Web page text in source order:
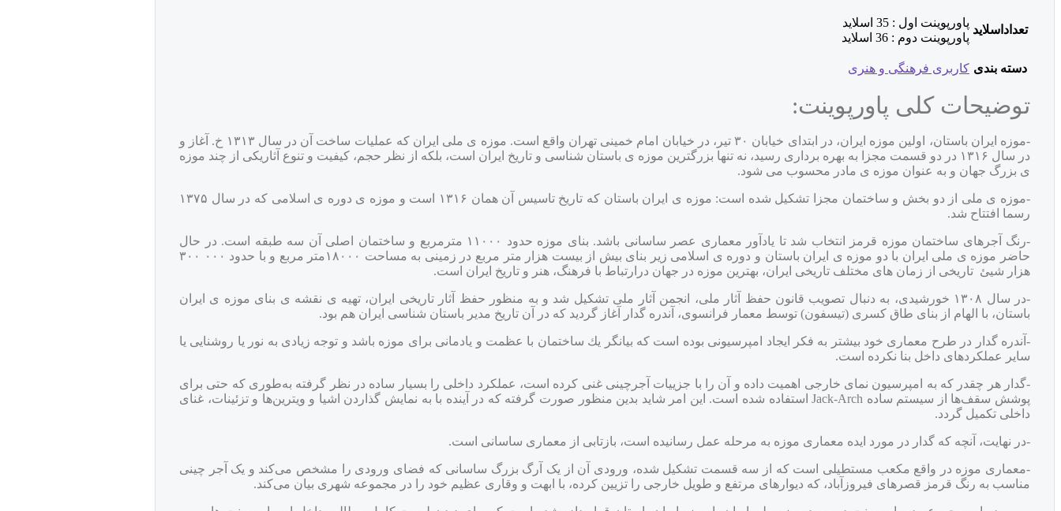
تعداداسلاید
پاورپوینت اول : 35 اسلاید
پاورپوینت دوم : 36 اسلاید
دسته بندی کاربری فرهنگی و هنری
توضیحات کلی پاورپوینت:
-موزه ایران باستان، اولین موزه ایران، در ابتدای خیابان ۳۰ تیر، در خیابان امام خمینی تهران واقع است. موزه ی ملی ایران که عملیات ساخت آن در سال ١٣١٣ خ. آغاز و
در سال ١٣١۶ در دو قسمت مجزا به بهره برداری رسید، نه تنها بزرگترین موزه ی باستان شناسی و تاریخ ایران است، بلکه از نظر حجم، کیفیت و تنوع آثاریکی از چند موزه
ی بزرگ جهان و به عنوان موزه ی مادر محسوب می شود.
-موزه ی ملی از دو بخش و ساختمان مجزا تشکیل شده است: موزه ی ایران باستان که تاریخ تاسیس آن همان ١٣١۶ است و موزه ی دوره ی اسلامی که در سال ١٣٧۵
رسما افتتاح شد.
-رنگ آجرهای ساختمان موزه قرمز انتخاب شد تا یادآور معماری عصر ساسانی باشد. بنای موزه حدود ١١٠٠٠ مترمربع و ساختمان اصلی آن سه طبقه است. در حال
حاضر موزه ی ملی ایران با دو موزه ی ایران باستان و دوره ی اسلامی زیر بنای بیش از بیست هزار متر مربع در زمینی به مساحت ١٨٠٠٠متر مربع و با حدود ٠٠٠ ٣٠٠
هزار شیئ تاریخی از زمان های مختلف تاریخی ایران، بهترین موزه در جهان درارتباط با فرهنگ، هنر و تاریخ ایران است.
-در سال ١٣٠٨ خورشیدی، به دنبال تصویب قانون حفظ آثار ملی، انجمن آثار ملی تشکیل شد و به منظور حفظ آثار تاریخی ایران، تهیه ی نقشه ی بنای موزه ی ایران
باستان، با الهام از بنای طاق کسری (تیسفون) توسط معمار فرانسوی، آندره گدار آغاز گردید که در آن تاریخ مدیر باستان شناسی ایران هم بود.
-آندره گدار در طرح معماری خود بیشتر به فكر ایجاد امپرسیونی بوده است كه بیانگر یك ساختمان با عظمت و یادمانی برای موزه باشد و توجه زیادی به نور یا روشنایی یا
سایر عملكردهای داخل بنا نكرده است.
-گدار هر چقدر كه به امپرسیون نمای خارجی اهمیت داده و آن را با جزییات آجرچینی غنی كرده است، عملكرد داخلی را بسیار ساده در نظر گرفته به‌طوری كه حتی برای
پوشش سقف‌ها از سیستم ساده Jack-Arch استفاده شده است. این امر شاید بدین منظور صورت گرفته كه در آینده با به نمایش گذاردن اشیا و ویترین‌ها و تزئینات، غنای
داخلی تكمیل گردد.
-در نهایت، آنچه که گدار در مورد ایده معماری موزه به مرحله عمل رسانیده است، بازتابی از معماری ساسانی است.
-معماری موزه در واقع مکعب مستطیلی است که از سه قسمت تشکیل شده، ورودی آن از یک آرگ بزرگ ساسانی که فضای ورودی را مشخص می‌کند و یک آجر چینی
مناسب به رنگ قرمز قصرهای فیروزآباد، که دیوارهای مرتفع و طویل خارجی را تزیین کرده، با ابهت و وقاری عظیم خود را در مجموعه شهری بیان می‌کند.